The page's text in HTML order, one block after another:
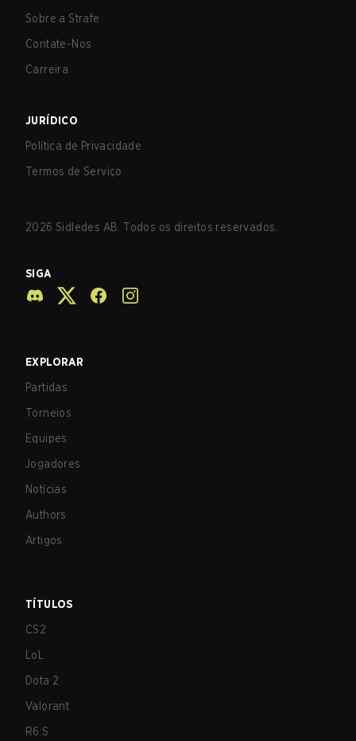
Sobre a Strafe
Contate-Nos
Carreira
JURÍDICO
Política de Privacidade
Termos de Serviço
2026 Sidledes AB. Todos os direitos reservados.
SIGA
EXPLORAR
Partidas
Torneios
Equipes
Jogadores
Notícias
Authors
Artigos
TÍTULOS
CS2
LoL
Dota 2
Valorant
R6:S